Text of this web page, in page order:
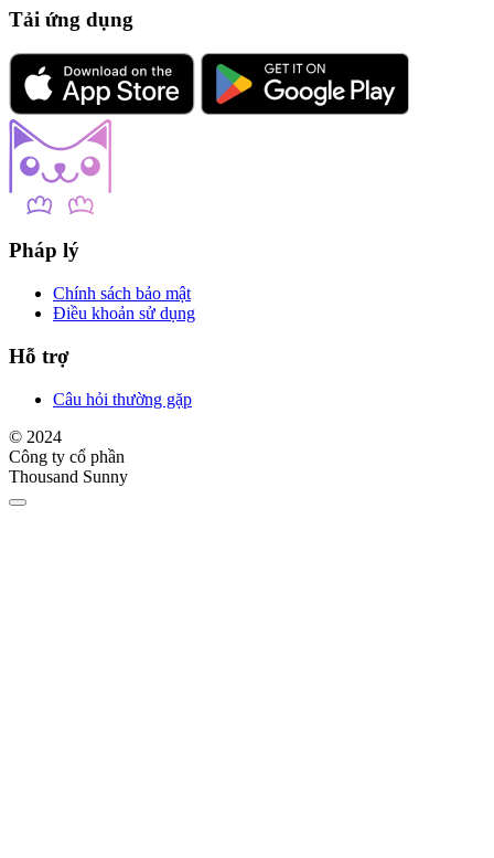
Tải ứng dụng
Pháp lý
Chính sách bảo mật
Điều khoản sử dụng
Hỗ trợ
Câu hỏi thường gặp
© 2024
Công ty cổ phần
Thousand Sunny